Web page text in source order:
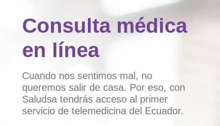
Consulta médica
en línea
Cuando nos sentimos mal, no
queremos salir de casa. Por eso, con
Saludsa tendrás acceso al primer
servicio de telemedicina del Ecuador.